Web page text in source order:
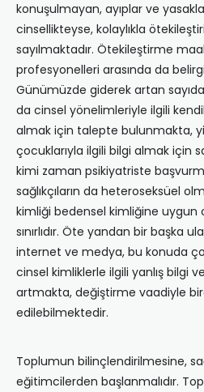
konuşulmayan, ayıplar ve
cinsellikteyse, kolaylıkla
sayılmaktadır. Ötekileştirme
profesyonelleri arasında da
Günümüzde giderek artan
da cinsel yönelimleriyle ilgili
almak için talepte bulunmakta,
çocuklarıyla ilgili bilgi almak için
kimi zaman psikiyatriste
sağlıkçıların da heteroseksüel
kimliği bedensel kimliğine uygun
sınırlıdır. Öte yandan bir başka
internet ve medya, bu konuda
cinsel kimliklerle ilgili yanlış bilgi
artmakta, değiştirme vaadiyle
edilebilmektedir.
Toplumun bilinçlendirilmesine,
eğitimcilerden başlanmalıdır.